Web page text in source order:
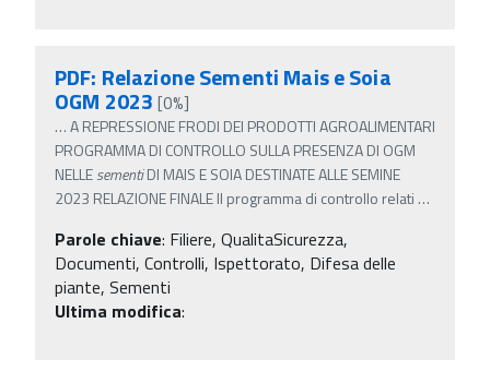
PDF: Relazione Sementi Mais e Soia
OGM 2023 [0%]
…A REPRESSIONE FRODI DEI PRODOTTI AGROALIMENTARI
PROGRAMMA DI CONTROLLO SULLA PRESENZA DI OGM
NELLEsementiDI MAIS E SOIA DESTINATE ALLE SEMINE
2023 RELAZIONE FINALE Il programma di controllo relati …
Parole chiave: Filiere, QualitaSicurezza,
Documenti, Controlli, Ispettorato, Difesa delle
piante, Sementi
Ultima modifica: